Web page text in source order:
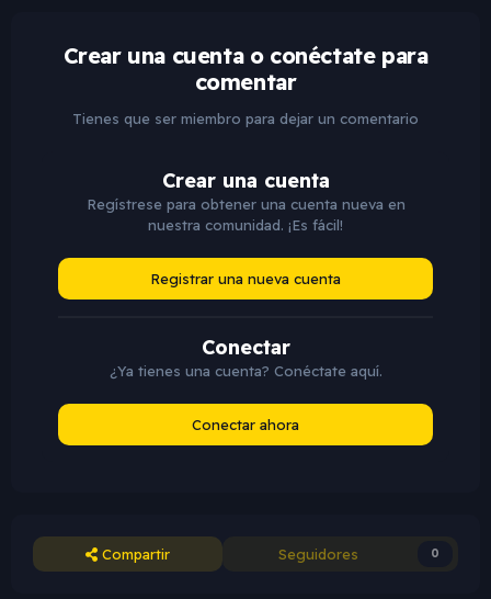
Crear una cuenta o conéctate para
comentar
Tienes que ser miembro para dejar un comentario
Crear una cuenta
Regístrese para obtener una cuenta nueva en
nuestra comunidad. ¡Es fácil!
Registrar una nueva cuenta
Conectar
¿Ya tienes una cuenta? Conéctate aquí.
Conectar ahora
Compartir Seguidores 0